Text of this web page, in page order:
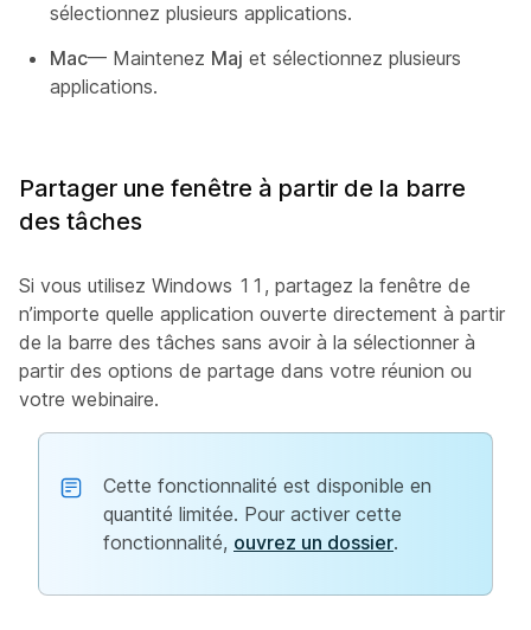
sélectionnez plusieurs applications.
Mac— Maintenez Maj et sélectionnez plusieurs
applications.
Partager une fenêtre à partir de la barre
des tâches
Si vous utilisez Windows 11, partagez la fenêtre de
n’importe quelle application ouverte directement à partir
de la barre des tâches sans avoir à la sélectionner à
partir des options de partage dans votre réunion ou
votre webinaire.
Cette fonctionnalité est disponible en
quantité limitée. Pour activer cette
fonctionnalité, ouvrez un dossier.